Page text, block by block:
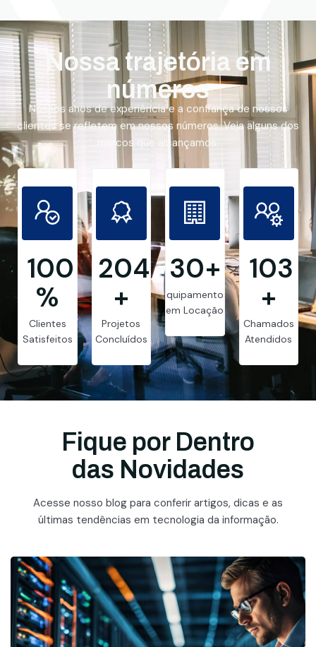
Nossa trajetória em
números
Nossos anos de experiência e a confiança de nossos
clientes se refletem em nossos números. Veja alguns dos
marcos que alcançamos.
99.8
%
Clientes
Satisfeitos
205
+
Projetos
Concluídos
30+
Equipamentos
em Locação
103
+
Chamados
Atendidos
Fique por Dentro
das Novidades
Acesse nosso blog para conferir artigos, dicas e as
últimas tendências em tecnologia da informação.